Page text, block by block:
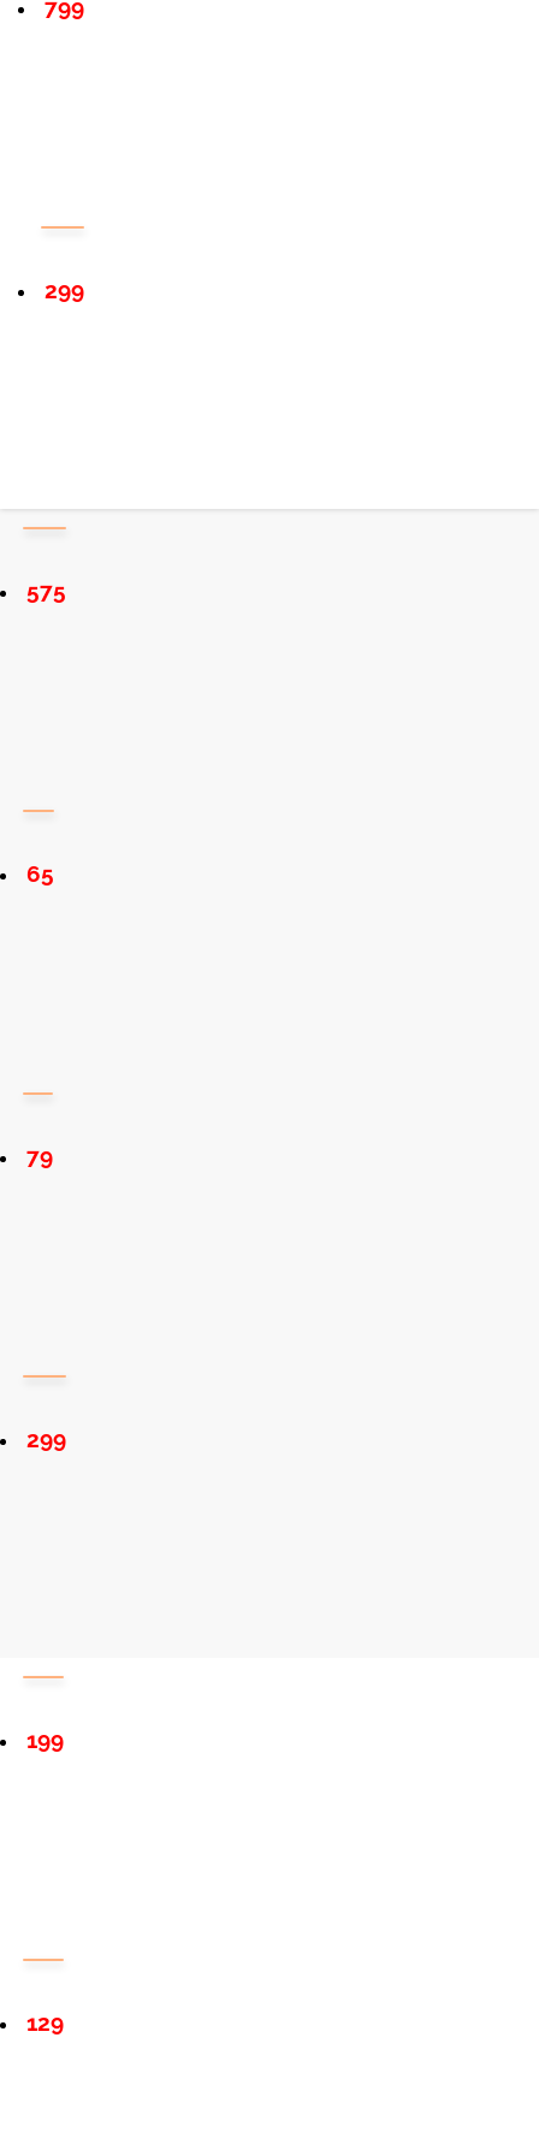
799
299
575
65
79
299
199
129